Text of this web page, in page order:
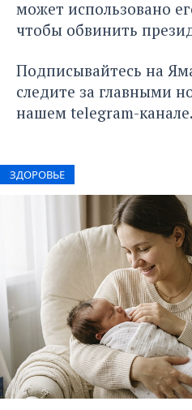
может использовано
чтобы обвинить
Подписывайтесь на
следите за главными
нашем telegram-канале.
ЗДОРОВЬЕ